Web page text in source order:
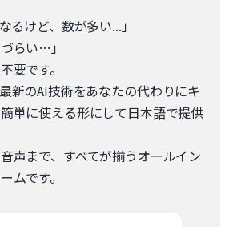
るけど、数が多い...」
らい…」
要です。
新のAI技術をあなたの代わりにキ
単に使える形にして日本語で提供
声まで、すべてが揃うオールイン
ムです。